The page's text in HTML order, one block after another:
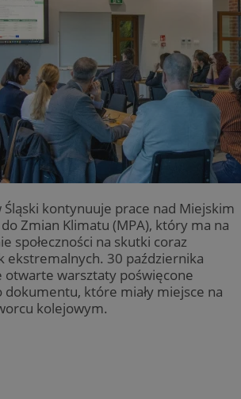
Śląski kontynuuje prace nad Miejskim
Zmian Klimatu (MPA), który ma na
społeczności na skutki coraz
ekstremalnych. 30 października
otwarte warsztaty poświęcone
które miały miejsce na
kolejowym.